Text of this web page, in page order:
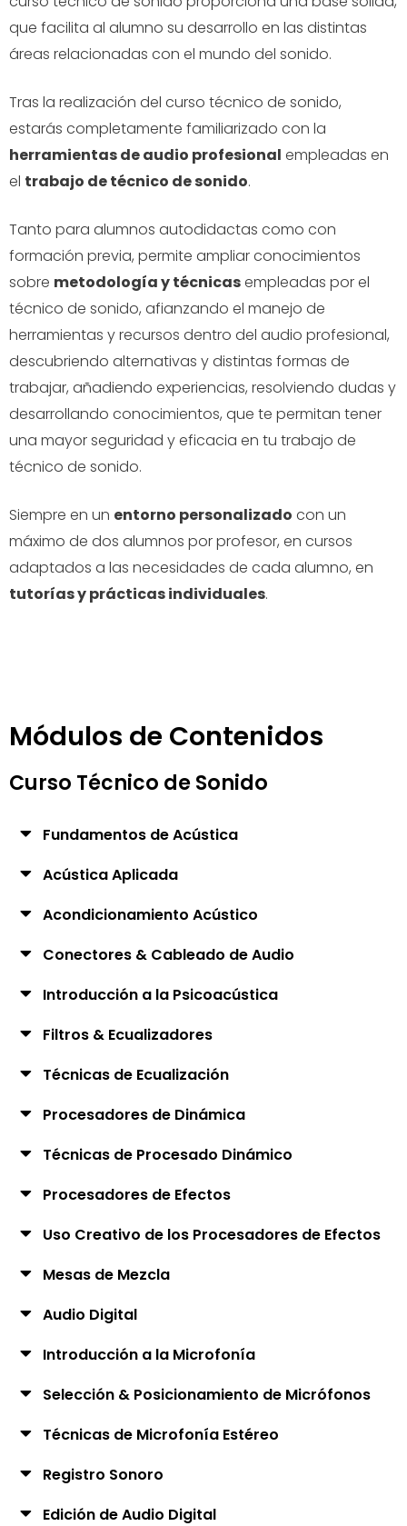
que facilita al alumno su desarrollo en las distintas
áreas relacionadas con el mundo del sonido.
Tras la realización del curso técnico de sonido,
estarás completamente familiarizado con la
herramientas de audio profesional empleadas en
el trabajo de técnico de sonido.
Tanto para alumnos autodidactas como con
formación previa, permite ampliar conocimientos
sobre metodología y técnicasempleadas por el
técnico de sonido, afianzando el manejo de
herramientas y recursos dentro del audio profesional,
descubriendo alternativas y distintas formas de
trabajar, añadiendo experiencias, resolviendo dudas y
desarrollando conocimientos, que te permitan tener
una mayor seguridad y eficacia en tu trabajo de
técnico de sonido.
Siempre en un entorno personalizado con un
máximo de dos alumnos por profesor, en cursos
adaptados a las necesidades de cada alumno, en
tutorías y prácticas individuales.
Módulos de Contenidos
Curso Técnico de Sonido
Fundamentos de Acústica
Acústica Aplicada
Acondicionamiento Acústico
Conectores & Cableado de Audio
Introducción a la Psicoacústica
Filtros & Ecualizadores
Técnicas de Ecualización
Procesadores de Dinámica
Técnicas de Procesado Dinámico
Procesadores de Efectos
Uso Creativo de los Procesadores de Efectos
Mesas de Mezcla
Audio Digital
Introducción a la Microfonía
Selección & Posicionamiento de Micrófonos
Técnicas de Microfonía Estéreo
Registro Sonoro
Edición de Audio Digital